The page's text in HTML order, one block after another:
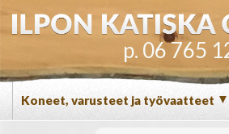
p. 06 765
Koneet, varusteet ja työvaatteet ▼